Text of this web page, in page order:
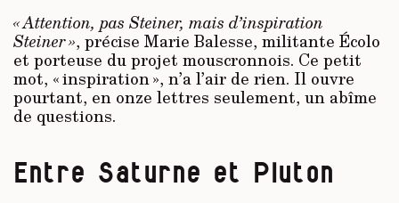
« Attention, pas Steiner, mais d’inspiration
Steiner », précise Marie Balesse, militante Écolo
et porteuse du projet mouscronnois. Ce petit
mot, « inspiration », n’a l’air de rien. Il ouvre
pourtant, en onze lettres seulement, un abîme
de questions.
Entre Saturne et Pluton